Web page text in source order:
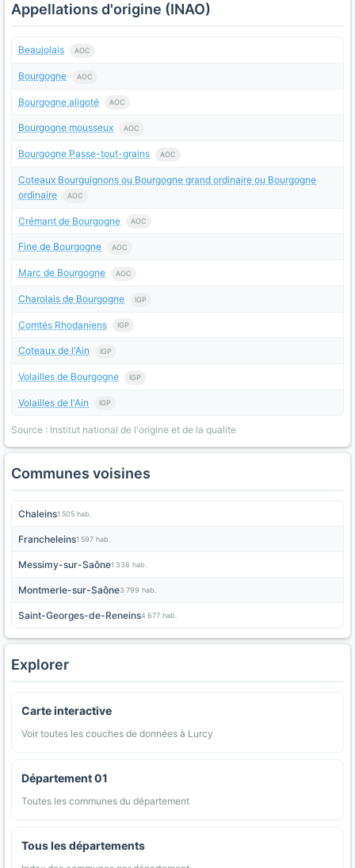
Appellations d'origine (INAO)
Beaujolais AOC
Bourgogne AOC
Bourgogne aligoté AOC
Bourgogne mousseux AOC
Bourgogne Passe-tout-grains AOC
Coteaux Bourguignons ou Bourgogne grand ordinaire ou Bourgogne
ordinaire
AOC
Crémant de Bourgogne AOC
Fine de Bourgogne AOC
Marc de Bourgogne AOC
Charolais de Bourgogne IGP
Comtés Rhodaniens IGP
Coteaux de l'Ain IGP
Volailles de Bourgogne IGP
Volailles de l'Ain IGP
Source : Institut national de l'origine et de la qualite
Communes voisines
Chaleins1 505 hab.
Francheleins1 597 hab.
Messimy-sur-Saône1 338 hab.
Montmerle-sur-Saône3 799 hab.
Saint-Georges-de-Reneins4 677 hab.
Explorer
Carte interactive
Voir toutes les couches de données à Lurcy
Département 01
Toutes les communes du département
Tous les départements